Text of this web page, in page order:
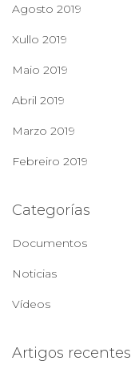
Agosto 2019
Xullo 2019
Maio 2019
Abril 2019
Marzo 2019
Febreiro 2019
Categorías
Documentos
Noticias
Vídeos
Artigos recentes